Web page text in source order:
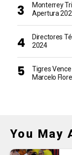
Monterrey
Apertura
Directores
2024
Tigres
Marcelo
You May